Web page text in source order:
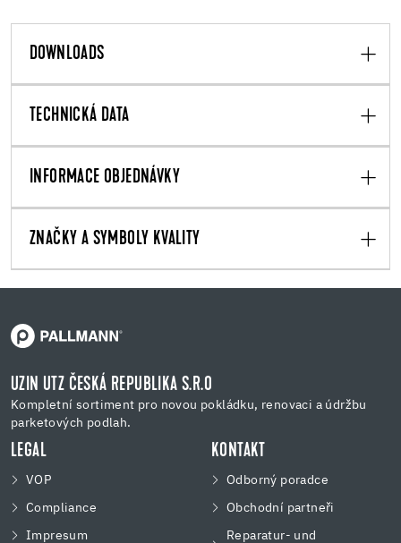
DOWNLOADS
TECHNICKÁ DATA
INFORMACE OBJEDNÁVKY
ZNAČKY A SYMBOLY KVALITY
UZIN UTZ ČESKÁ REPUBLIKA S.R.O
Kompletní sortiment pro novou pokládku, renovaci a údržbu
parketových podlah.
LEGAL
VOP
Compliance
Impresum
KONTAKT
Odborný poradce
Obchodní partneři
Reparatur- und